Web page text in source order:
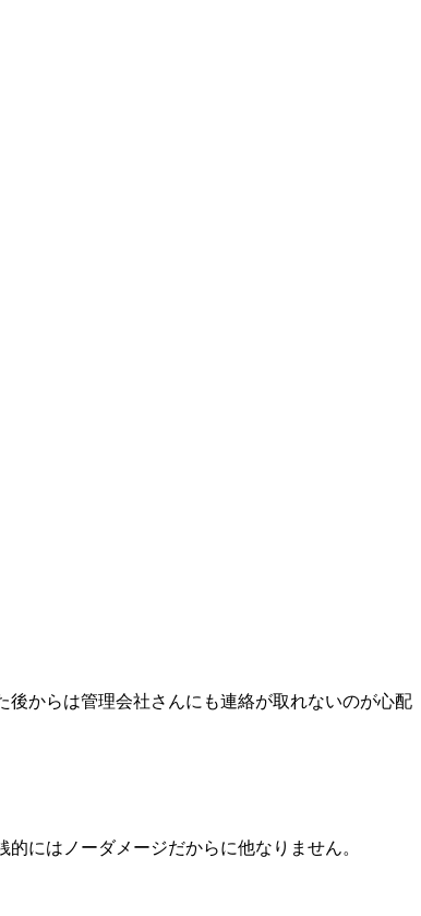
からは管理会社さんにも連絡が取れないのが心配
にはノーダメージだからに他なりません。